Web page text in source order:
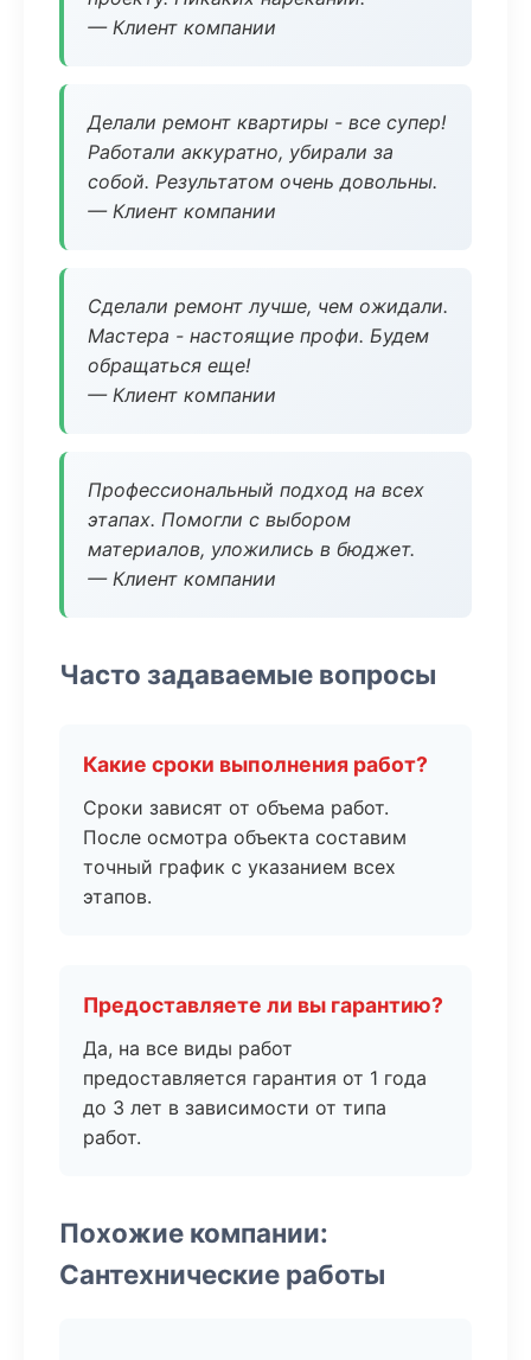
— Клиент компании
Делали ремонт квартиры - все супер!
Работали аккуратно, убирали за
собой. Результатом очень довольны.
— Клиент компании
Сделали ремонт лучше, чем ожидали.
Мастера - настоящие профи. Будем
обращаться еще!
— Клиент компании
Профессиональный подход на всех
этапах. Помогли с выбором
материалов, уложились в бюджет.
— Клиент компании
Часто задаваемые вопросы
Какие сроки выполнения работ?
Сроки зависят от объема работ.
После осмотра объекта составим
точный график с указанием всех
этапов.
Предоставляете ли вы гарантию?
Да, на все виды работ
предоставляется гарантия от 1 года
до 3 лет в зависимости от типа
работ.
Похожие компании:
Сантехнические работы